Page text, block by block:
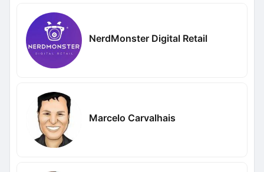
NerdMonster Digital Retail
Marcelo Carvalhais